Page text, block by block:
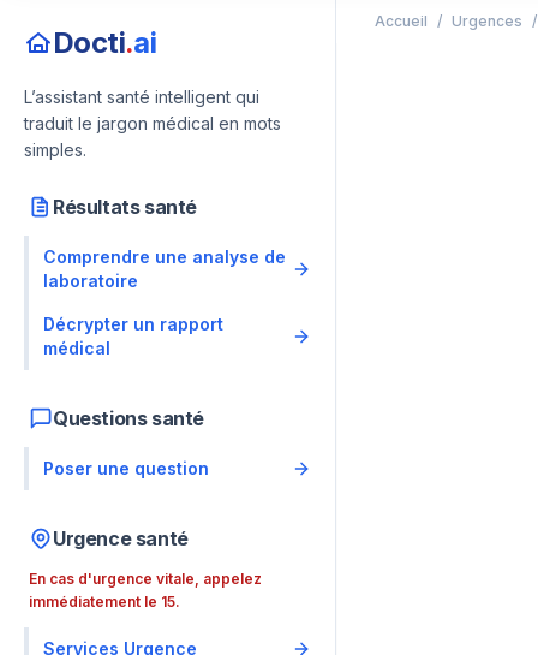
Docti.ai
L’assistant santé intelligent qui
traduit le jargon médical en mots
simples.
Résultats santé
Comprendre une analyse de
laboratoire
Décrypter un rapport
médical
Questions santé
Poser une question
Urgence santé
En cas d'urgence vitale, appelez
immédiatement le 15.
Services Urgence
Accueil / Urgences /